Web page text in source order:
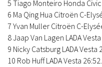
5 Tiago Monteiro Honda
6 Ma Qing Hua Citroën C-
7 Yvan Muller Citroën C-
8 Jaap Van Lagen LADA
9 Nicky Catsburg LADA Vesta
10 Rob Huff LADA Vesta